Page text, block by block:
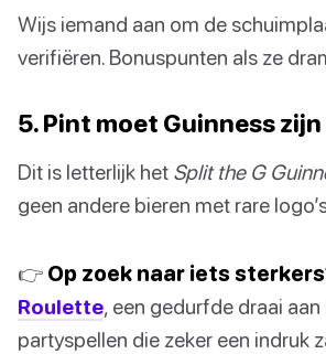
Wijs iemand aan om de
verifiëren. Bonuspunten als ze
5. Pint moet Guinness zijn
Dit is letterlijk het Split the G
geen andere bieren met rare
👉 Op zoek naar iets
Roulette, een gedurfde draai aan
partyspellen die zeker een indruk